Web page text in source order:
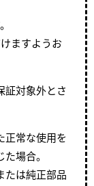
ますようお
対象外とさ
正常な使用を
場合。
たは純正部品